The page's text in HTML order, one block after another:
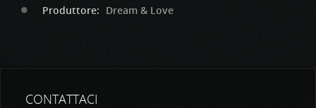
Produttore: Dream & Love
CONTATTACI